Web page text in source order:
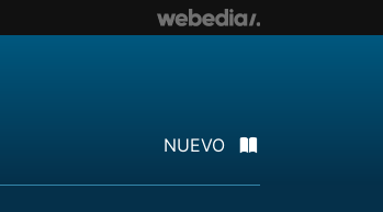
NUEVO